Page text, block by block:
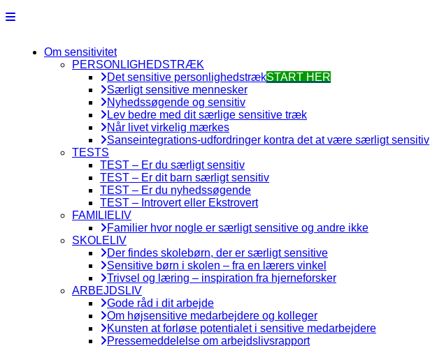
Om sensitivitet
PERSONLIGHEDSTRÆK
Det sensitive personlighedstrækSTART HER
Særligt sensitive mennesker
Nyhedssøgende og sensitiv
Lev bedre med dit særlige sensitive træk
Når livet virkelig mærkes
Sanseintegrations-udfordringer kontra det at være særligt sensitiv
TESTS
TEST – Er du særligt sensitiv
TEST – Er dit barn særligt sensitiv
TEST – Er du nyhedssøgende
TEST – Introvert eller Ekstrovert
FAMILIELIV
Familier hvor nogle er særligt sensitive og andre ikke
SKOLELIV
Der findes skolebørn, der er særligt sensitive
Sensitive børn i skolen – fra en lærers vinkel
Trivsel og læring – inspiration fra hjerneforsker
ARBEJDSLIV
Gode råd i dit arbejde
Om højsensitive medarbejdere og kolleger
Kunsten at forløse potentialet i sensitive medarbejdere
Pressemeddelelse om arbejdslivsrapport